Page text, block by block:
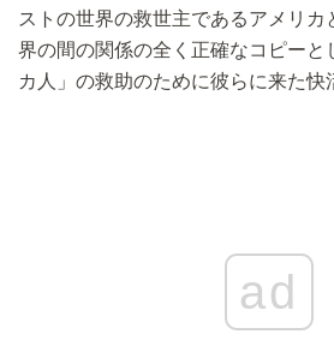
ストの世界の救世主であるアメリ
界の間の関係の全く正確なコピーと
カ人」の救助のために彼らに来た快
ad